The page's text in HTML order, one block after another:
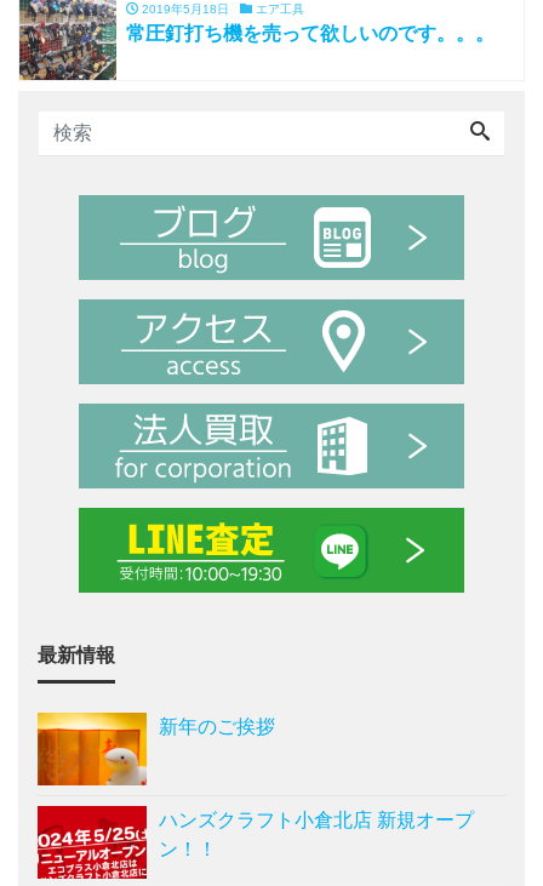
2019年5月18日 エア工具
常圧釘打ち機を売って欲しいのです。。。
最新情報
新年のご挨拶
ハンズクラフト小倉北店 新規オープ
ン！！